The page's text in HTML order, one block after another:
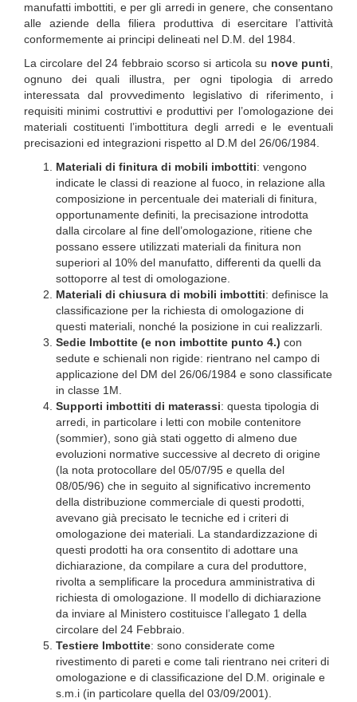
manufatti imbottiti, e per gli arredi in genere, che consentano
alle aziende della filiera produttiva di esercitare l’attività
conformemente ai principi delineati nel D.M. del 1984.
La circolare del 24 febbraio scorso si articola su nove punti,
ognuno dei quali illustra, per ogni tipologia di arredo
interessata dal provvedimento legislativo di riferimento, i
requisiti minimi costruttivi e produttivi per l’omologazione dei
materiali costituenti l’imbottitura degli arredi e le eventuali
precisazioni ed integrazioni rispetto al D.M del 26/06/1984.
Materiali di finitura di mobili imbottiti: vengono
indicate le classi di reazione al fuoco, in relazione alla
composizione in percentuale dei materiali di finitura,
opportunamente definiti, la precisazione introdotta
dalla circolare al fine dell’omologazione, ritiene che
possano essere utilizzati materiali da finitura non
superiori al 10% del manufatto, differenti da quelli da
sottoporre al test di omologazione.
Materiali di chiusura di mobili imbottiti: definisce la
classificazione per la richiesta di omologazione di
questi materiali, nonché la posizione in cui realizzarli.
Sedie Imbottite (e non imbottite punto 4.) con
sedute e schienali non rigide: rientrano nel campo di
applicazione del DM del 26/06/1984 e sono classificate
in classe 1M.
Supporti imbottiti di materassi: questa tipologia di
arredi, in particolare i letti con mobile contenitore
(sommier), sono già stati oggetto di almeno due
evoluzioni normative successive al decreto di origine
(la nota protocollare del 05/07/95 e quella del
08/05/96) che in seguito al significativo incremento
della distribuzione commerciale di questi prodotti,
avevano già precisato le tecniche ed i criteri di
omologazione dei materiali. La standardizzazione di
questi prodotti ha ora consentito di adottare una
dichiarazione, da compilare a cura del produttore,
rivolta a semplificare la procedura amministrativa di
richiesta di omologazione. Il modello di dichiarazione
da inviare al Ministero costituisce l’allegato 1 della
circolare del 24 Febbraio.
Testiere Imbottite: sono considerate come
rivestimento di pareti e come tali rientrano nei criteri di
omologazione e di classificazione del D.M. originale e
s.m.i (in particolare quella del 03/09/2001).